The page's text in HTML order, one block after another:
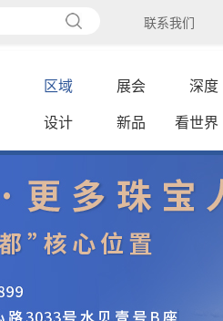
联系我们
区域 展会 深度
设计 新品 看世界